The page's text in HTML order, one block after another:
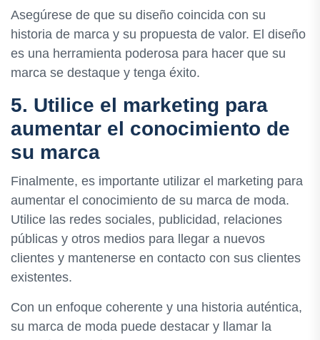
Asegúrese de que su diseño coincida con su
historia de marca y su propuesta de valor. El diseño
es una herramienta poderosa para hacer que su
marca se destaque y tenga éxito.
5. Utilice el marketing para
aumentar el conocimiento de
su marca
Finalmente, es importante utilizar el marketing para
aumentar el conocimiento de su marca de moda.
Utilice las redes sociales, publicidad, relaciones
públicas y otros medios para llegar a nuevos
clientes y mantenerse en contacto con sus clientes
existentes.
Con un enfoque coherente y una historia auténtica,
su marca de moda puede destacar y llamar la